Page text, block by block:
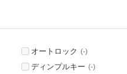
オートロック (-)
ディンプルキー (-)